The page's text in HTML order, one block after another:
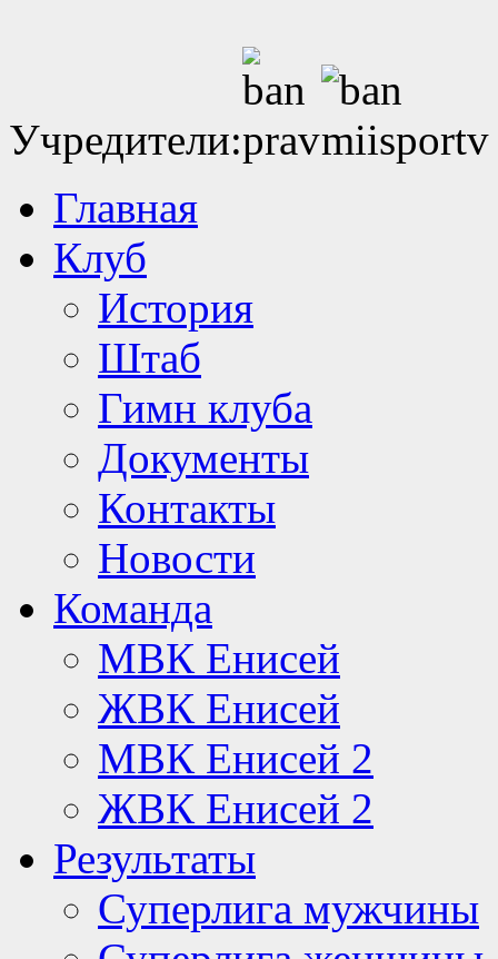
Учредители:
Главная
Клуб
История
Штаб
Гимн клуба
Документы
Контакты
Новости
Команда
МВК Енисей
ЖВК Енисей
МВК Енисей 2
ЖВК Енисей 2
Результаты
Суперлига мужчины